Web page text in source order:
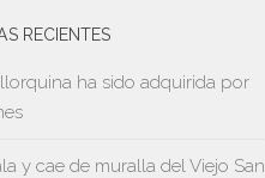
RECIENTES
ha sido adquirida por
y cae de muralla del Viejo San